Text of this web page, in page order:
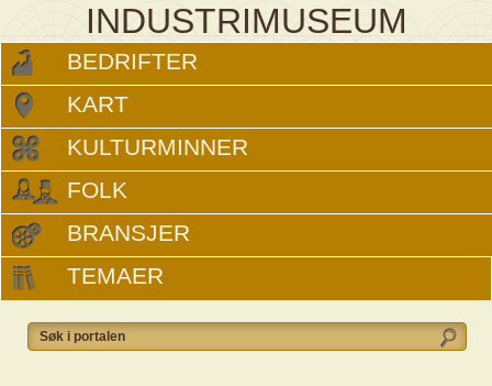
INDUSTRIMUSEUM
BEDRIFTER
KART
KULTURMINNER
FOLK
BRANSJER
TEMAER